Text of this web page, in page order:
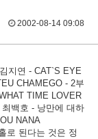
2002-08-14 09:08
지연 - CAT`S EYE
CHAMEGO - 2부
TIME LOVER
백호 - 낭만에 대하
NANA
로 된다는 것은 정